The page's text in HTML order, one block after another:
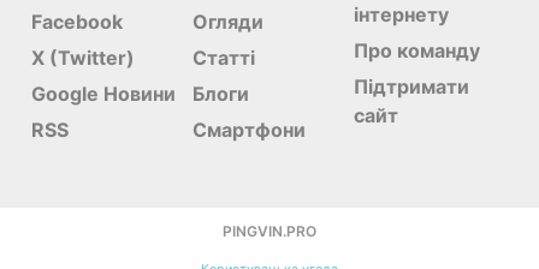
Facebook
X (Twitter)
Google Новини
RSS
Огляди
Статті
Блоги
Смартфони
інтернету
Про команду
Підтримати
сайт
PINGVIN.PRO